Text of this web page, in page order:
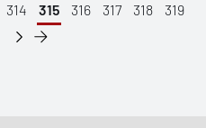
314 315 316 317 318
319